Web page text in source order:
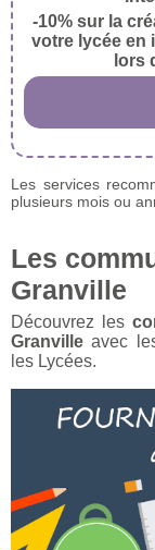
-10% sur la
votre lycée en
lors
Les services
plusieurs mois ou
Les
Granville
Découvrez les
Granville avec
les Lycées.